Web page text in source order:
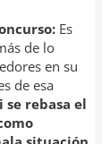
Es
de lo
en su
de esa
se rebasa el